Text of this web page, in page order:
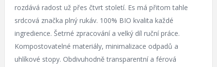
rozdává radost už přes čtvrt století. Es má přitom tahle
srdcová značka plný rukáv. 100% BIO kvalita každé
ingredience. Šetrné zpracování a velký díl ruční práce.
Kompostovatelné materiály, minimalizace odpadů a
uhlíkové stopy. Obdivuhodně transparentní a férová